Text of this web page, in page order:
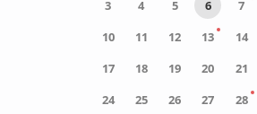
3
4 5 6 7
10
11 12 13 14
17
18 19 20 21
24
25 26 27 28